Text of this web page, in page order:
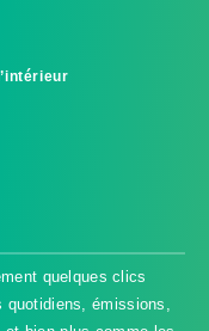
quelques clics
émissions,